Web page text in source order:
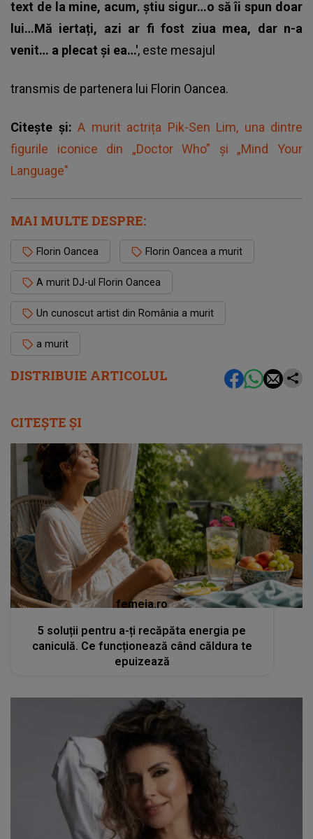
DISTRIBUIE ARTICOLUL
text de la mine, acum, știu sigur…o să îi spun doar
lui…Mă iertați, azi ar fi fost ziua mea, dar n-a
venit… a plecat și ea…', este mesajul
transmis de partenera lui Florin Oancea.
Citește și: A murit actrița Pik-Sen Lim, una dintre
figurile iconice din „Doctor Who” și „Mind Your
Language"
MAI MULTE DESPRE:
Florin Oancea Florin Oancea a murit
A murit DJ-ul Florin Oancea
Un cunoscut artist din România a murit
a murit
CITEȘTE ȘI
femeia.ro
5 soluții pentru a-ți recăpăta energia pe
caniculă. Ce funcționează când căldura te
epuizează